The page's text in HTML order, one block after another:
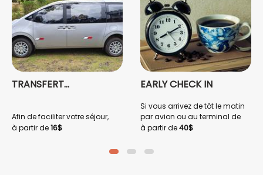
TRANSFERT
Afin de faciliter votre séjour,
nous vous proposons notre
à partir de16$
EARLY CHECK IN
Si vous arrivez de tôt le matin
par avion ou au terminal de
bus, nous vous proposons un
puissiez disposer de votre
à partir de40$